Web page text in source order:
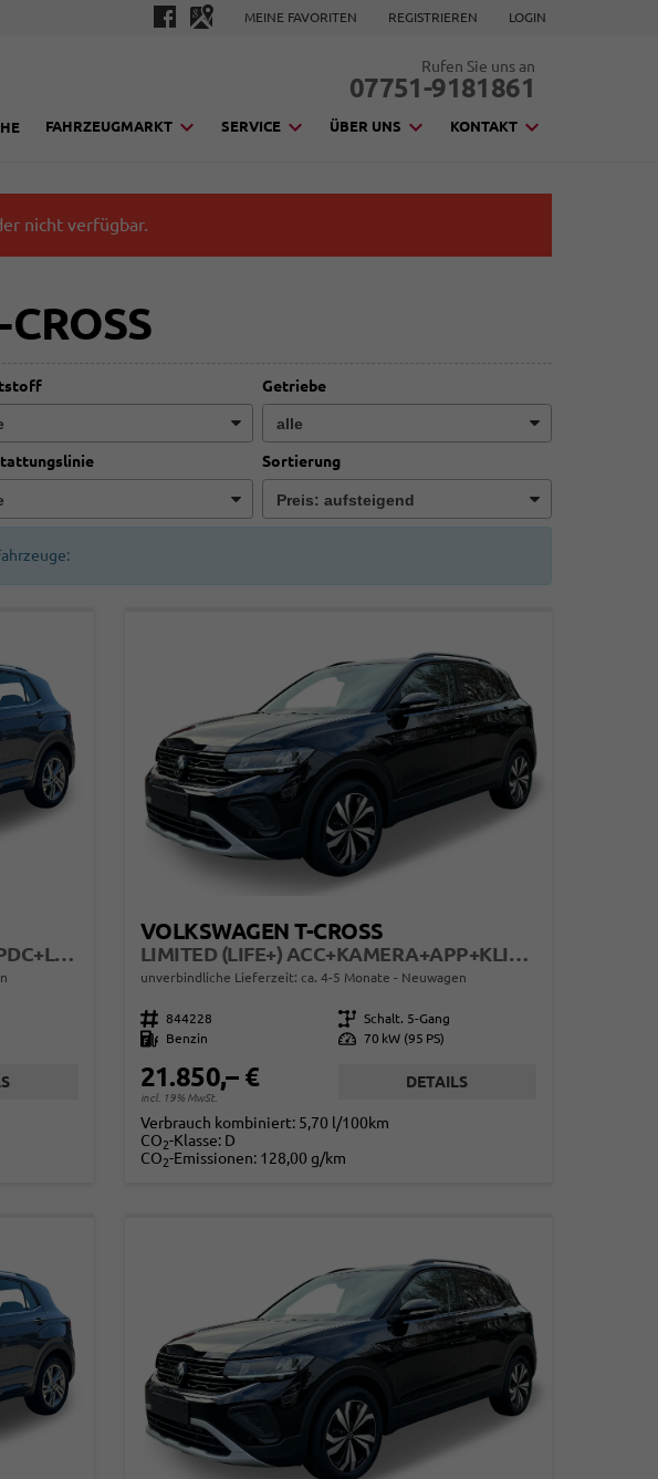
MEINE FAVORITEN REGISTRIEREN LOGIN
Rufen Sie uns an
07751-9181861
FAHRZEUGMARKT SERVICE ÜBER UNS KONTAKT
nicht verfügbar.
Getriebe
Sortierung
LIFE ACC+KLIMA+APP-CONNECT+PDC+LED+16'' ALU
VOLKSWAGEN T-CROSS
LIMITED (LIFE+) ACC+KAMERA+APP+KLIMA+LED+17'' ALU
unverbindliche Lieferzeit: ca. 4-5 Monate Neuwagen
Fahrzeugnr. 844228 Getriebe Schalt. 5-Gang
Kraftstoff
Benzin Leistung 70 kW (95 PS)
21.850,– €
incl. 19% MwSt.
DETAILS
Verbrauch kombiniert: 5,70 l/100km
CO2-Klasse: D
CO2-Emissionen: 128,00 g/km